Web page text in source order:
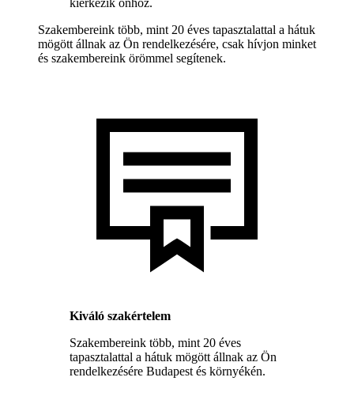
kiérkezik önhöz.
Szakembereink több, mint 20 éves tapasztalattal a hátuk
mögött állnak az Ön rendelkezésére, csak hívjon minket
és szakembereink örömmel segítenek.
Kiváló szakértelem
Szakembereink több, mint 20 éves
tapasztalattal a hátuk mögött állnak az Ön
rendelkezésére Budapest és környékén.